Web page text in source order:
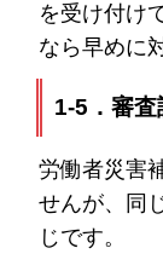
を受け付け
なら早めに
1-5．審査
労働者災害
せんが、同
じです。